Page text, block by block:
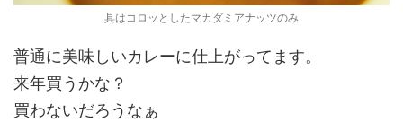
具はコロッとしたマカダミアナッツのみ
普通に美味しいカレーに仕上がってます。
来年買うかな？
買わないだろうなぁ